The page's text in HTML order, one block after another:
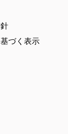
づく表示